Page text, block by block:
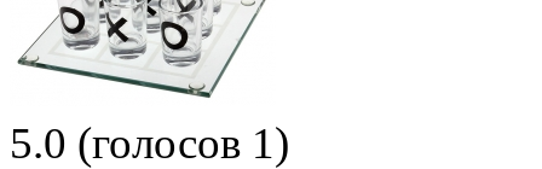
5.0 (голосов 1)